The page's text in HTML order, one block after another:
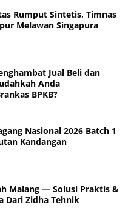
Rumput Sintetis, Timnas
Melawan Singapura
Jual Beli dan
Anda
BPKB?
Nasional 2026 Batch 1
Kandangan
Malang — Solusi Praktis &
Dari Zidha Tehnik